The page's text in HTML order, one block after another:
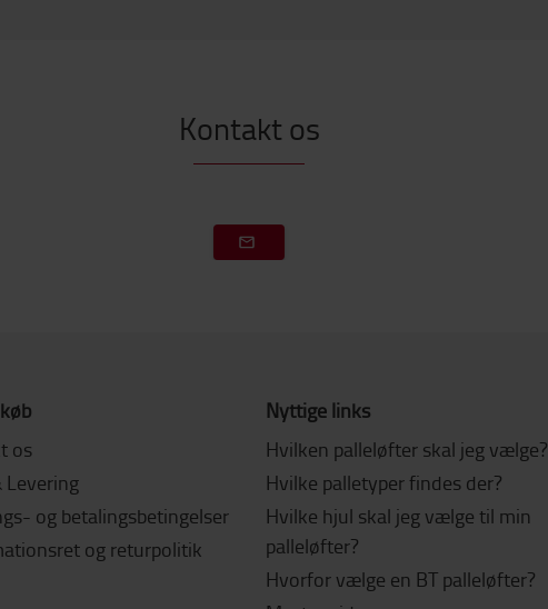
Kontakt os
os
Levering
og betalingsbetingelser
og returpolitik
Nyttige links
Hvilken palleløfter skal jeg vælge?
Hvilke palletyper findes der?
Hvilke hjul skal jeg vælge til min
palleløfter?
Hvorfor vælge en BT palleløfter?